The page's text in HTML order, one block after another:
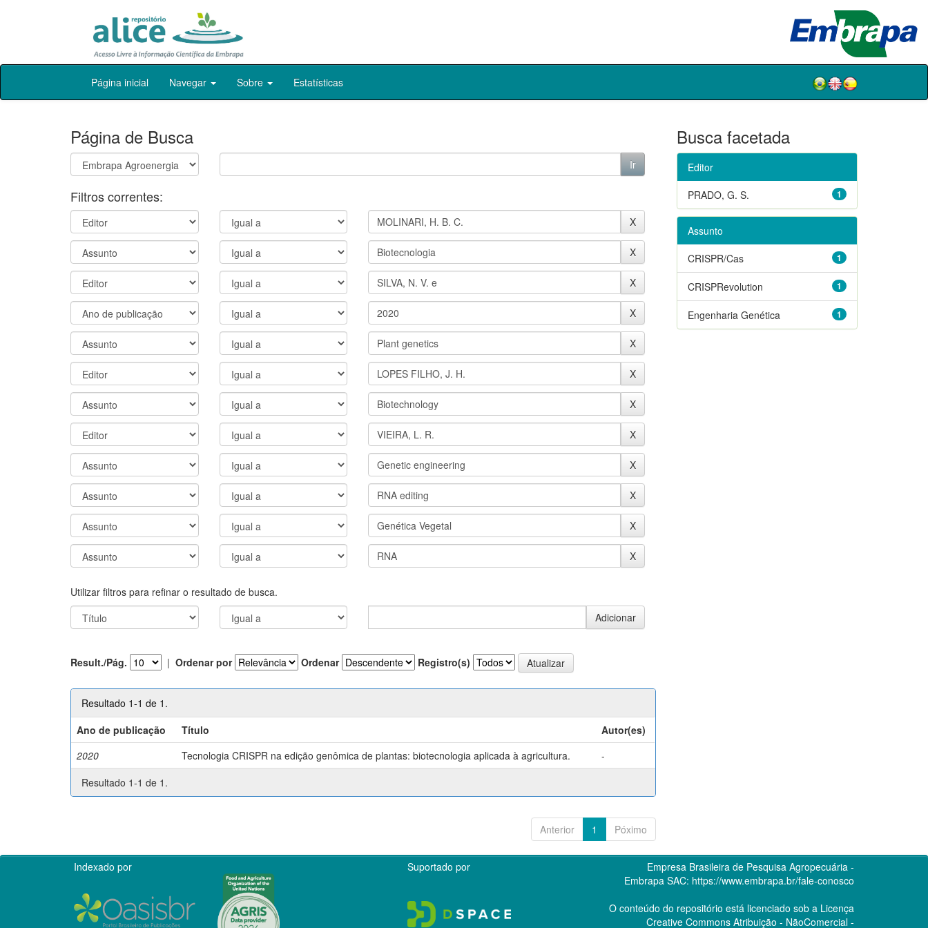
Skip
Página inicial Navegar Sobre Estatísticas
Página de Busca
Filtros correntes:
Utilizar filtros para refinar o resultado de busca.
Result./Pág. | Ordenar por Ordenar Registro(s)
Resultado 1-1 de 1.
Ano de publicação
Título
Autor(es)
2020
Tecnologia CRISPR na edição genômica de plantas: biotecnologia aplicada à agricultura.
-
Resultado 1-1 de 1.
Anterior 1 Póximo
Busca facetada
Editor
1
PRADO, G. S.
Assunto
1
CRISPR/Cas
1
CRISPRevolution
1
Engenharia Genética
Indexado por Suportado por
Empresa Brasileira de Pesquisa Agropecuária -
Embrapa SAC: https://www.embrapa.br/fale-conosco
O conteúdo do repositório está licenciado sob a Licença
Creative CommonsAtribuição - NãoComercial -